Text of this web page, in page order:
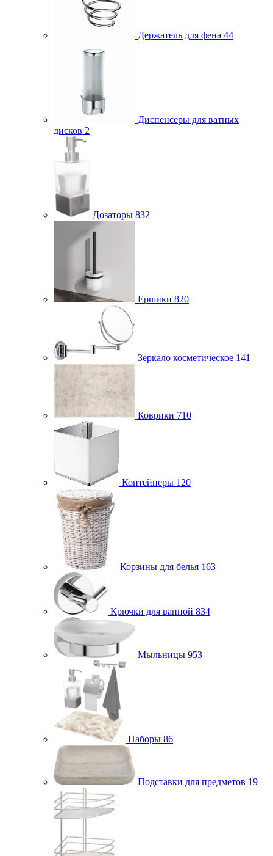
Держатель для фена 44
Диспенсеры для ватных
дисков 2
Дозаторы 832
Ершики 820
Зеркало косметическое 141
Коврики 710
Контейнеры 120
Корзины для белья 163
Крючки для ванной 834
Мыльницы 953
Наборы 86
Подставки для предметов 19